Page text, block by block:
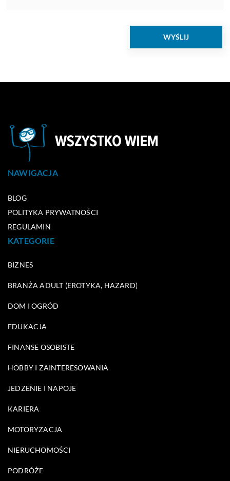
NAWIGACJA
BLOG
POLITYKA PRYWATNOŚCI
REGULAMIN
KATEGORIE
BIZNES
BRANŻA ADULT (EROTYKA, HAZARD)
DOM I OGRÓD
EDUKACJA
FINANSE OSOBISTE
HOBBY I ZAINTERESOWANIA
JEDZENIE I NAPOJE
KARIERA
MOTORYZACJA
NIERUCHOMOŚCI
PODRÓŻE